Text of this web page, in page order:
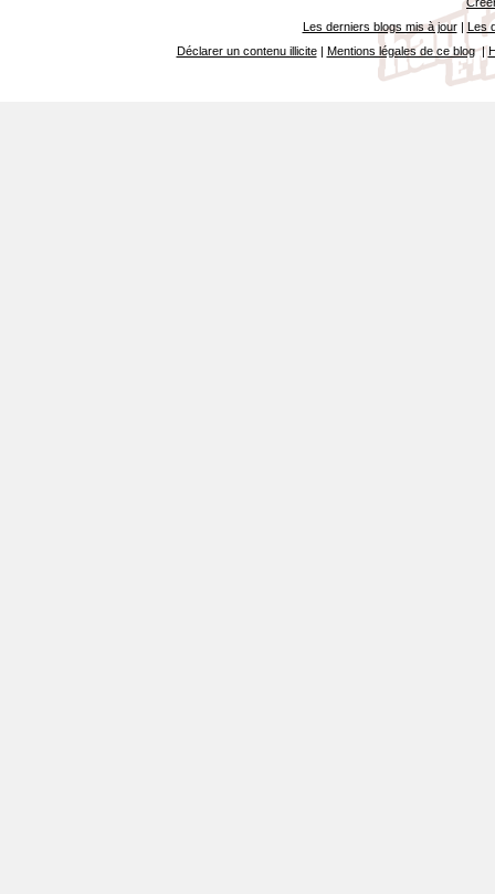
Les derniers blogs mis à jour| Les
Déclarer un contenu illicite| Mentions légales de ce blog|